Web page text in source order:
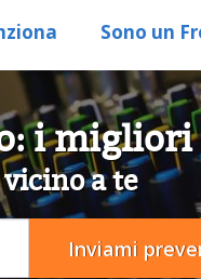
Sono un
i
a te